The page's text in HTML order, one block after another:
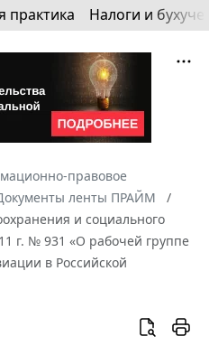
практика Налоги и
правовое
ленты ПРАЙМ
и социального
г. № 931 «О рабочей группе
в Российской